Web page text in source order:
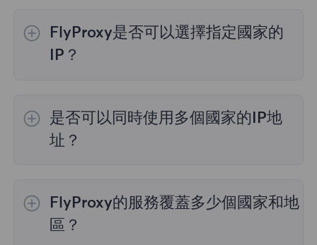
FlyProxy是否可以選擇指定國家的
IP？
的代理選擇； 靜態住宅代理提供36個國家的代
理，購買時您可以選擇所需的國家。
是否可以同時使用多個國家的IP地
址？
有用。您可以在管理面板中自由選擇和切換不同
國家的IP地址。
FlyProxy的服務覆蓋多少個國家和地
區？